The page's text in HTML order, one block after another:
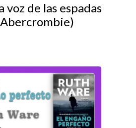
voz de las espadas